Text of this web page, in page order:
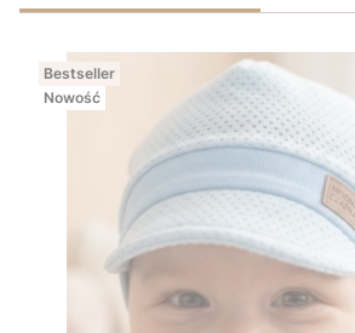
Bestseller
Nowość